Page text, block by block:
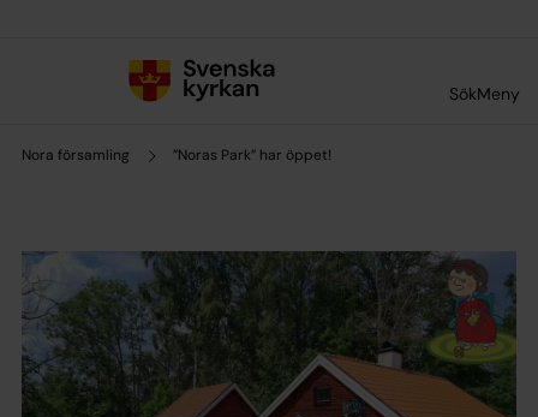
SökMeny
Nora församling ”Noras Park” har öppet!